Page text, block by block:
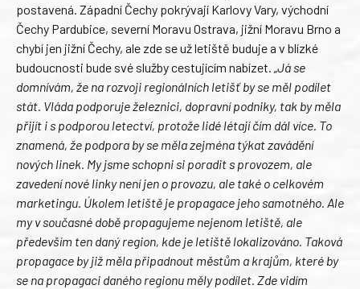
postavená. Západní Čechy pokrývají Karlovy Vary, východní
Čechy Pardubice, severní Moravu Ostrava, jižní Moravu Brno a
chybí jen jižní Čechy, ale zde se už letiště buduje a v blízké
budoucnosti bude své služby cestujícím nabízet. „Já se
domnívám, že na rozvoji regionálních letišť by se měl podílet
stát. Vláda podporuje železnici, dopravní podniky, tak by měla
přijít i s podporou letectví, protože lidé létají čím dál více. To
znamená, že podpora by se měla zejména týkat zavádění
nových linek. My jsme schopni si poradit s provozem, ale
zavedení nové linky není jen o provozu, ale také o celkovém
marketingu. Úkolem letiště je propagace jeho samotného. Ale
my v současné době propagujeme nejenom letiště, ale
především ten daný region, kde je letiště lokalizováno. Taková
propagace by již měla připadnout městům a krajům, které by
se na propagaci daného regionu měly podílet. Zde vidím